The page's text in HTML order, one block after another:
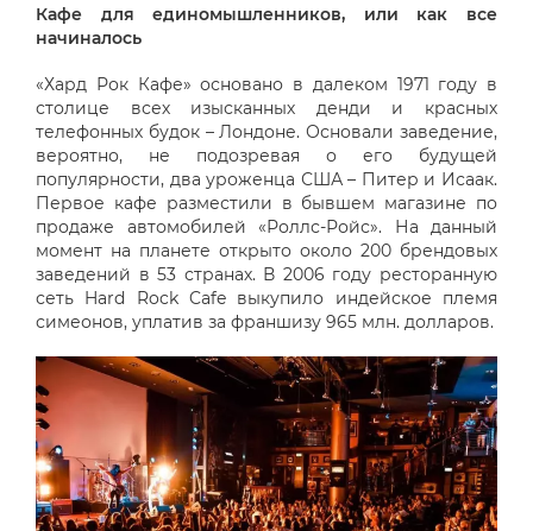
Кафе для единомышленников, или как все
начиналось
«Хард Рок Кафе» основано в далеком 1971 году в
столице всех изысканных денди и красных
телефонных будок – Лондоне. Основали заведение,
вероятно, не подозревая о его будущей
популярности, два уроженца США – Питер и Исаак.
Первое кафе разместили в бывшем магазине по
продаже автомобилей «Роллс-Ройс». На данный
момент на планете открыто около 200 брендовых
заведений в 53 странах. В 2006 году ресторанную
сеть Hard Rock Cafe выкупило индейское племя
симеонов, уплатив за франшизу 965 млн. долларов.